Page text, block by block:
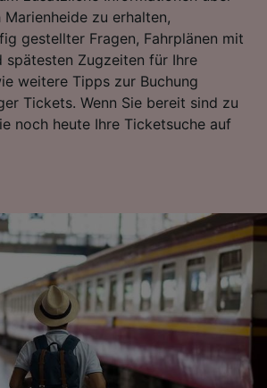
zu erhalten,
gestellter Fragen, Fahrplänen mit
spätesten Zugzeiten für Ihre
weitere Tipps zur Buchung
Tickets. Wenn Sie bereit sind zu
noch heute Ihre Ticketsuche auf
Partner verarbeiten Daten, um
Standortdaten.
zur Identifikation
Speichern von oder Zugriff auf
auf einem Endgerät.
Werbung und Inhalte, Messung
(Lieferanten)